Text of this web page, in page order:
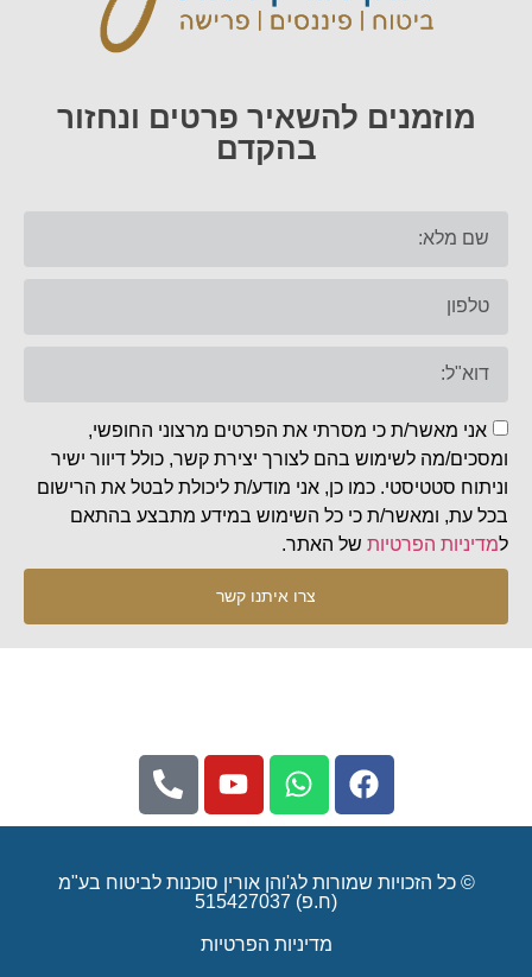
מוזמנים להשאיר פרטים ונחזור
בהקדם
אני מאשר/ת כי מסרתי את הפרטים מרצוני החופשי,
ומסכים/מה לשימוש בהם לצורך יצירת קשר, כולל דיוור ישיר
וניתוח סטטיסטי. כמו כן, אני מודע/ת ליכולת לבטל את הרישום
בכל עת, ומאשר/ת כי כל השימוש במידע מתבצע בהתאם
למדיניות הפרטיות של האתר.
צרו איתנו קשר
© כל הזכויות שמורות לג'והן אורין סוכנות לביטוח בע"מ
(ח.פ) 515427037
מדיניות הפרטיות